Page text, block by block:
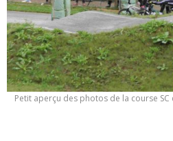
Petit aperçu des photos de la course